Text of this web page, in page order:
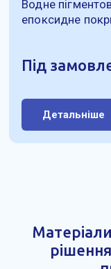
Водне
епоксидне
Під
Детальніше